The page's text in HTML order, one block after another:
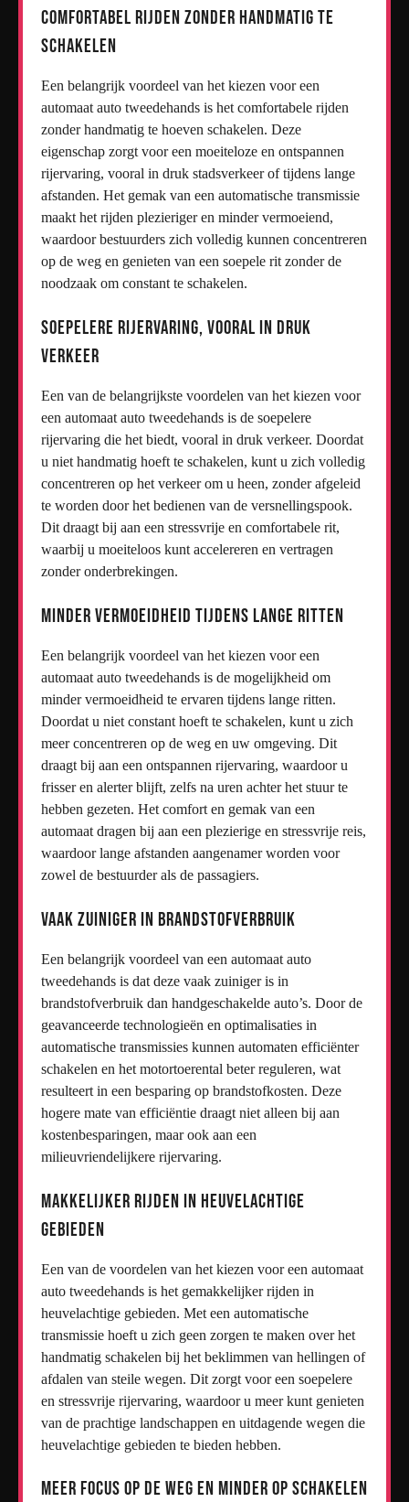
Comfortabel rijden zonder handmatig te
schakelen
Een belangrijk voordeel van het kiezen voor een
automaat auto tweedehands is het comfortabele rijden
zonder handmatig te hoeven schakelen. Deze
eigenschap zorgt voor een moeiteloze en ontspannen
rijervaring, vooral in druk stadsverkeer of tijdens lange
afstanden. Het gemak van een automatische transmissie
maakt het rijden plezieriger en minder vermoeiend,
waardoor bestuurders zich volledig kunnen concentreren
op de weg en genieten van een soepele rit zonder de
noodzaak om constant te schakelen.
Soepelere rijervaring, vooral in druk
verkeer
Een van de belangrijkste voordelen van het kiezen voor
een automaat auto tweedehands is de soepelere
rijervaring die het biedt, vooral in druk verkeer. Doordat
u niet handmatig hoeft te schakelen, kunt u zich volledig
concentreren op het verkeer om u heen, zonder afgeleid
te worden door het bedienen van de versnellingspook.
Dit draagt bij aan een stressvrije en comfortabele rit,
waarbij u moeiteloos kunt accelereren en vertragen
zonder onderbrekingen.
Minder vermoeidheid tijdens lange ritten
Een belangrijk voordeel van het kiezen voor een
automaat auto tweedehands is de mogelijkheid om
minder vermoeidheid te ervaren tijdens lange ritten.
Doordat u niet constant hoeft te schakelen, kunt u zich
meer concentreren op de weg en uw omgeving. Dit
draagt bij aan een ontspannen rijervaring, waardoor u
frisser en alerter blijft, zelfs na uren achter het stuur te
hebben gezeten. Het comfort en gemak van een
automaat dragen bij aan een plezierige en stressvrije reis,
waardoor lange afstanden aangenamer worden voor
zowel de bestuurder als de passagiers.
Vaak zuiniger in brandstofverbruik
Een belangrijk voordeel van een automaat auto
tweedehands is dat deze vaak zuiniger is in
brandstofverbruik dan handgeschakelde auto’s. Door de
geavanceerde technologieën en optimalisaties in
automatische transmissies kunnen automaten efficiënter
schakelen en het motortoerental beter reguleren, wat
resulteert in een besparing op brandstofkosten. Deze
hogere mate van efficiëntie draagt niet alleen bij aan
kostenbesparingen, maar ook aan een
milieuvriendelijkere rijervaring.
Makkelijker rijden in heuvelachtige
gebieden
Een van de voordelen van het kiezen voor een automaat
auto tweedehands is het gemakkelijker rijden in
heuvelachtige gebieden. Met een automatische
transmissie hoeft u zich geen zorgen te maken over het
handmatig schakelen bij het beklimmen van hellingen of
afdalen van steile wegen. Dit zorgt voor een soepelere
en stressvrije rijervaring, waardoor u meer kunt genieten
van de prachtige landschappen en uitdagende wegen die
heuvelachtige gebieden te bieden hebben.
Meer focus op de weg en minder op schakelen